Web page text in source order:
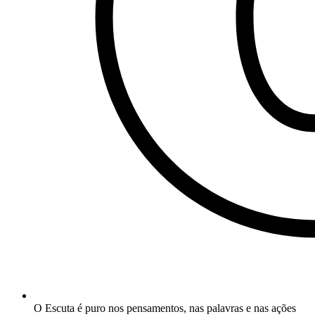
O Escuta é puro nos pensamentos, nas palavras e nas ações